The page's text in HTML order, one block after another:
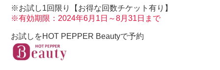
※お試し1回限り【お得な回数チケット有り】
※有効期限：2024年6月1日～8月31日まで
お試しをHOT PEPPER Beautyで予約